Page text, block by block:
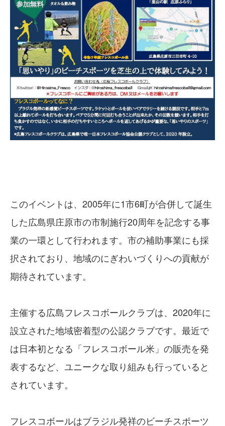
このイベントは、2005年に1市6町が合併して誕生
した広島県庄原市の市制施行20周年を記念する事
業の一環として行われます。市の補助事業にも採
択されており、地域のにぎわいづくりへの貢献が
期待されています。
主催する広島フレスコボールクラブは、2020年に
設立された地域密着型の公認クラブです。最近で
は日本初となる「フレスコボール米」の販売を発
表するなど、ユニークな取り組みも行っていると
されています。
フレスコボールはブラジル発祥のビーチスポーツ